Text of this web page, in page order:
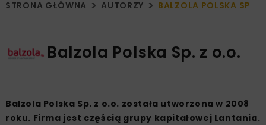
STRONA GŁÓWNA AUTORZY BALZOLA POLSKA SP. Z
Balzola Polska Sp. z o.o.
Balzola Polska Sp. z o.o. została utworzona w 2008
roku. Firma jest częścią grupy kapitałowej Lantania.